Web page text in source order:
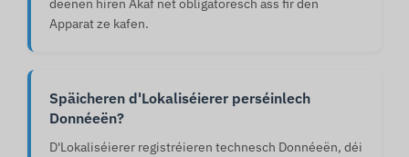
deenen hiren Akaf net obligatoresch ass fir den
Apparat ze kafen.
Späicheren d'Lokaliséierer perséinlech
Donnéeën?
D'Lokaliséierer registréieren technesch Donnéeën, déi